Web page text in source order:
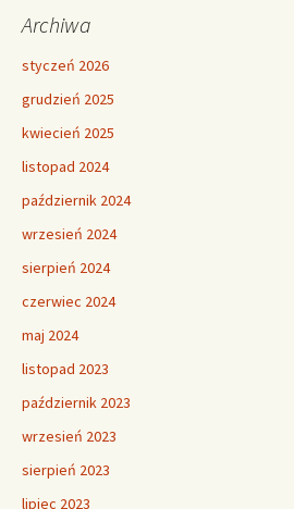
Archiwa
styczeń 2026
grudzień 2025
kwiecień 2025
listopad 2024
październik 2024
wrzesień 2024
sierpień 2024
czerwiec 2024
maj 2024
listopad 2023
październik 2023
wrzesień 2023
sierpień 2023
lipiec 2023